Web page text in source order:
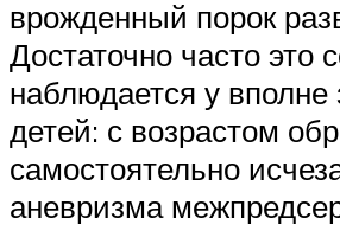
врожденный порок
Достаточно часто это
наблюдается у вполне
детей: с возрастом
самостоятельно
аневризма